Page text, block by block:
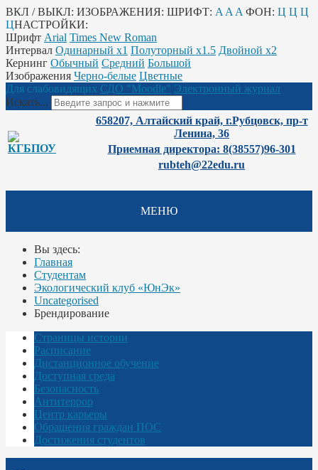
ВКЛ / ВЫКЛ: ИЗОБРАЖЕНИЯ: ШРИФТ: A A A ФОН: Ц Ц Ц
ЦНАСТРОЙКИ:
Шрифт Arial Times New Roman
Интервал Одинарный х1 Полуторный х1.5 Двойной х2
Кернинг Обычный Средний Большой
Изображения Черно-белые Цветные
Для слабовидящих СДО "Moodle" Электронный журнал
Искать...
658207, Алтайский край, г.Рубцовск, пр-т
Ленина, 36
Приемная директора: 8(38557)96-301
rubteh@22edu.ru
МЕНЮ
Вы здесь:
Главная
Студентам
Экологический клуб «ЮнЭк»
Uncategorised
Брендирование
Страницы истории
Расписание
Дистанционное обучение
Доступная среда
Безопасность
Антитеррор
Центр карьеры
Обращения граждан ПОС
Достижения студентов